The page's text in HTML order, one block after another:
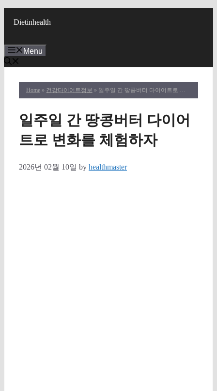
Dietinhealth
Menu
Home » 건강다이어트정보 » 일주일 간 땅콩버터 다이어트로 변화를 체험하자
일주일 간 땅콩버터 다이어
트로 변화를 체험하자
2026년 02월 10일 by healthmaster